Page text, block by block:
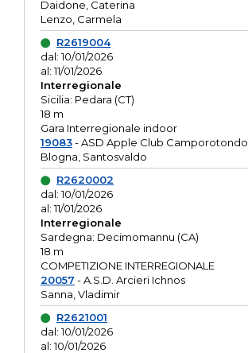
Daidone, Caterina
Lenzo, Carmela
R2619004
dal: 10/01/2026
al: 11/01/2026
Interregionale
Sicilia: Pedara (CT)
18 m
Gara Interregionale indoor
19083- ASD Apple Club Camporotondo
Blogna, Santosvaldo
R2620002
dal: 10/01/2026
al: 11/01/2026
Interregionale
Sardegna: Decimomannu (CA)
18 m
COMPETIZIONE INTERREGIONALE
20057 - A.S.D. Arcieri Ichnos
Sanna, Vladimir
R2621001
dal: 10/01/2026
al: 10/01/2026